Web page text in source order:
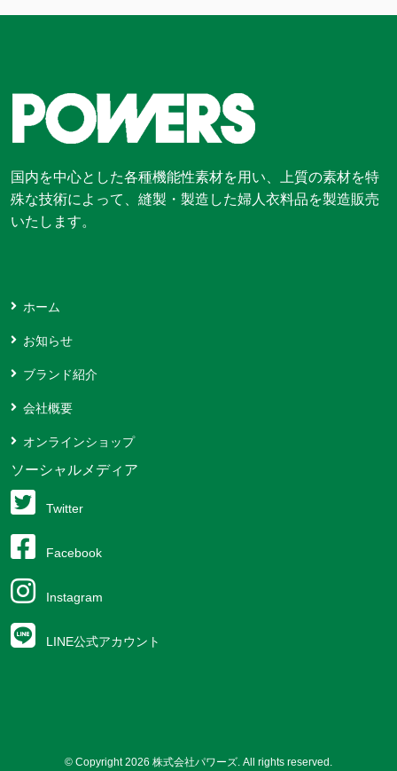
国内を中心とした各種機能性素材を用い、上質の素材を特
殊な技術によって、縫製・製造した婦人衣料品を製造販売
いたします。
ホーム
お知らせ
ブランド紹介
会社概要
オンラインショップ
ソーシャルメディア
Twitter
Facebook
Instagram
LINE公式アカウント
© Copyright 2026 株式会社パワーズ. All rights reserved.